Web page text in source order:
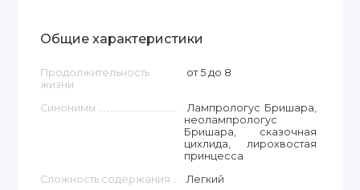
Общие характеристики
Продолжительность
жизни
от 5 до 8
Синонимы
Лампрологус Бришара,
неолампрологус
Бришара, сказочная
цихлида, лирохвостая
принцесса
Сложность содержания
Легкий